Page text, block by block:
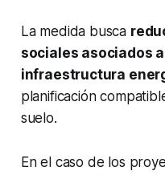
La medida busca
sociales asociados
infraestructura
planificación
suelo.
En el caso de los